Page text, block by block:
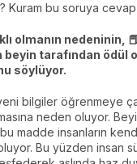
Kuram bu soruya
olmanın nedeninin,
beyin tarafından ödül
söylüyor.
bilgiler öğrenmeye
neden oluyor.
madde insanların
Bu yüzden insan